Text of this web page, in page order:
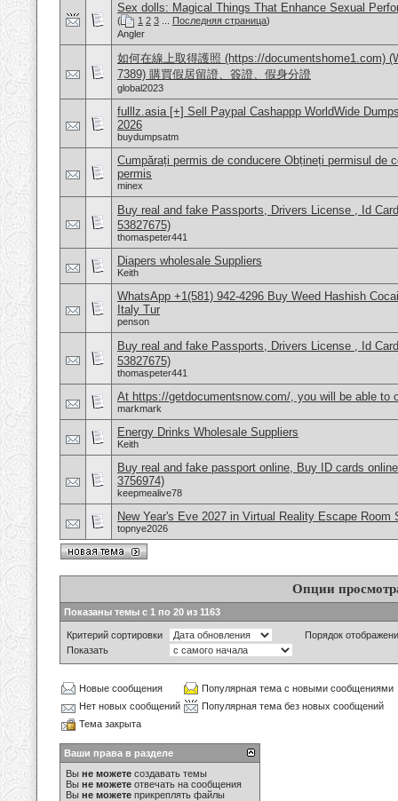
Sex dolls: Magical Things That Enhance Sexual
( 1 2 3 Последняя страница)
Angler
如何在線上取得護照 (https://documentshome1.com)
7389) 購買假居留證、簽證、假身分證
global2023
fulllz.asia [+] Sell Paypal Cashappp WorldWide
2026
buydumpsatm
Cumpărați permis de conducere Obțineți permisul de
permis
minex
Buy real and fake Passports, Drivers License , Id
53827675)
thomaspeter441
Diapers wholesale Suppliers
Keith
WhatsApp +1(581) 942-4296 Buy Weed Hashish
Italy Tur
penson
Buy real and fake Passports, Drivers License , Id
53827675)
thomaspeter441
At https://getdocumentsnow.com/, you will be able to
markmark
Energy Drinks Wholesale Suppliers
Keith
Buy real and fake passport online, Buy ID cards
3756974)
keepmealive78
New Year's Eve 2027 in Virtual Reality Escape Room
topnye2026
Опции
Показаны темы с 1 по 20 из 1163
Критерий сортировки
Порядок
Показать
Новые сообщения
Популярная тема с новыми сообщениями
Нет новых сообщений
Популярная тема без новых сообщений
Тема закрыта
Ваши права в разделе
Вы не можете создавать темы
Вы не можете отвечать на сообщения
Вы не можете прикреплять файлы